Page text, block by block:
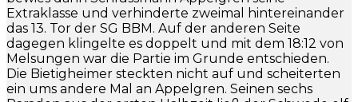
Extraklasse und verhinderte zweimal hintereinander
das 13. Tor der SG BBM. Auf der anderen Seite
dagegen klingelte es doppelt und mit dem 18:12 von
Melsungen war die Partie im Grunde entschieden.
Die Bietigheimer steckten nicht auf und scheiterten
ein ums andere Mal an Appelgren. Seinen sechs